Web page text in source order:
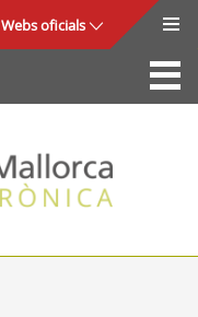
Webs oficials
La Seu
Consell de Mallorca
Accés i seguretat
Utilitats